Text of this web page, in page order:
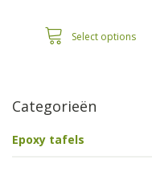
Select options
Categorieën
Epoxy tafels